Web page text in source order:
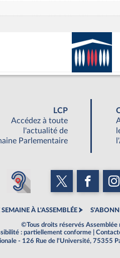
LCP
Accédez à toute
l'actualité de
Parlementaire
À L'ASSEMBLÉE
©Tous droits réservés Assemblée
: partiellement conforme
- 126 Rue de l'Université, 75355